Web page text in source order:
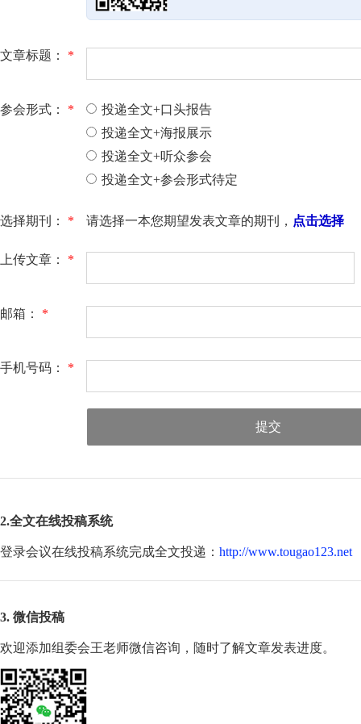
文章标题： *
参会形式： *
投递全文+口头报告
投递全文+海报展示
投递全文+听众参会
投递全文+参会形式待定
选择期刊： * 请选择一本您期望发表文章的期刊， 点击选择
上传文章： *
邮箱： *
手机号码： *
提交
2.全文在线投稿系统
登录会议在线投稿系统完成全文投递： http://www.tougao123.net
3. 微信投稿
欢迎添加组委会王老师微信咨询，随时了解文章发表进度。